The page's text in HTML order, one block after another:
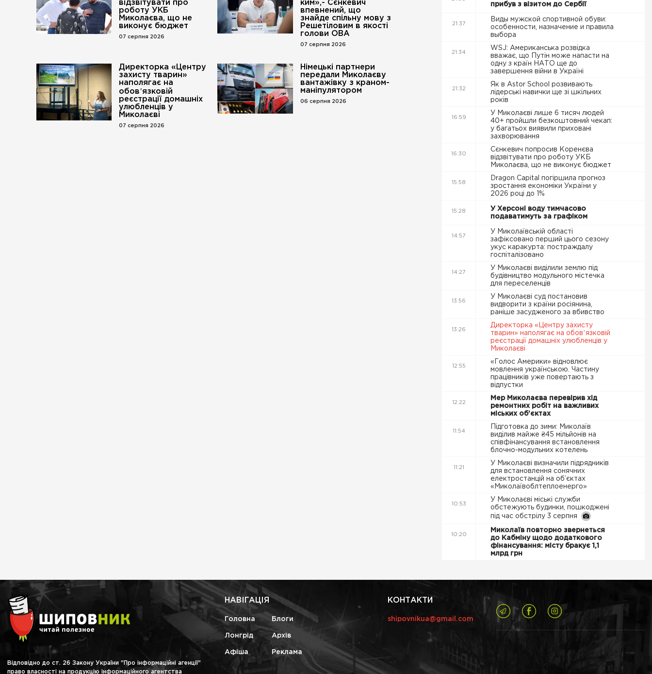
відзвітувати про
роботу УКБ
Миколаєва, що не
виконує бюджет
07 серпня 2026
ким»,- Сєнкевич
впевнений, що
знайде спільну мову з
Решетіловим в якості
голови ОВА
07 серпня 2026
Директорка «Центру
захисту тварин»
наполягає на
обовʼязковій
реєстрації домашніх
улюбленців у
Миколаєві
07 серпня 2026
Німецькі партнери
передали Миколаєву
вантажівку з краном-
маніпулятором
06 серпня 2026
прибув з візитом до Сербії
21:37
Виды мужской спортивной обуви:
особенности, назначение и правила
выбора
21:34
WSJ: Американська розвідка
вважає, що Путін може напасти на
одну з країн НАТО ще до
завершення війни в Україні
21:32
Як в Astor School розвивають
лідерські навички ще зі шкільних
років
16:59
У Миколаєві лише 6 тисяч людей
40+ пройшли безкоштовний чекап:
у багатьох виявили приховані
захворювання
16:30
Сєнкевич попросив Коренєва
відзвітувати про роботу УКБ
Миколаєва, що не виконує бюджет
15:58
Dragon Capital погіршила прогноз
зростання економіки України у
2026 році до 1%
15:28
У Херсоні воду тимчасово
подаватимуть за графіком
14:57
У Миколаївській області
зафіксовано перший цього сезону
укус каракурта: постраждалу
госпіталізовано
14:27
У Миколаєві виділили землю під
будівництво модульного містечка
для переселенців
13:56
У Миколаєві суд постановив
видворити з країни росіянина,
раніше засудженого за вбивство
13:26
Директорка «Центру захисту
тварин» наполягає на обовʼязковій
реєстрації домашніх улюбленців у
Миколаєві
12:55
«Голос Америки» відновлює
мовлення українською. Частину
працівників уже повертають з
відпустки
12:22
Мер Миколаєва перевірив хід
ремонтних робіт на важливих
міських об'єктах
11:54
Підготовка до зими: Миколаїв
виділив майже ₴45 мільйонів на
співфінансування встановлення
блочно-модульних котелень
11:21
У Миколаєві визначили підрядників
для встановлення сонячних
електростанцій на об’єктах
«Миколаївоблтеплоенерго»
10:53
У Миколаєві міські служби
обстежують будинки, пошкоджені
під час обстрілу 3 серпня
10:20
Миколаїв повторно звернеться
до Кабміну щодо додаткового
фінансування: місту бракує 1,1
млрд грн
Відповідно до ст. 26 Закону України "Про інформаційні агенції"
право власності на продукцію інформаційного агентства
НАВІГАЦІЯ
Головна Блоги
Лонгрід Архів
Афіша Реклама
КОНТАКТИ
shipovnikua@gmail.com